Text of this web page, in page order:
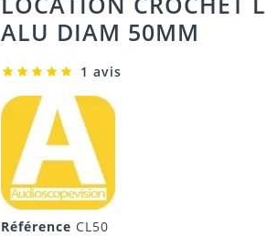
ALU DIAM 50MM
1 avis
Référence CL50